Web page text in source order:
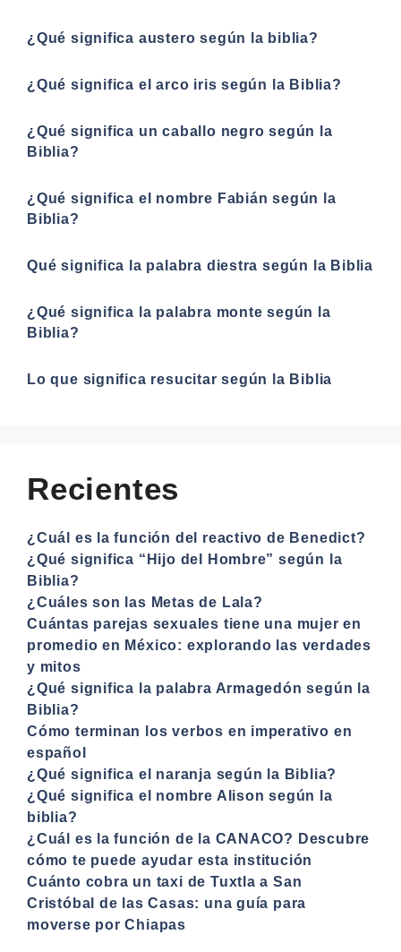
¿Qué significa austero según la biblia?
¿Qué significa el arco iris según la Biblia?
¿Qué significa un caballo negro según la
Biblia?
¿Qué significa el nombre Fabián según la
Biblia?
Qué significa la palabra diestra según la Biblia
¿Qué significa la palabra monte según la
Biblia?
Lo que significa resucitar según la Biblia
Recientes
¿Cuál es la función del reactivo de Benedict?
¿Qué significa “Hijo del Hombre” según la
Biblia?
¿Cuáles son las Metas de Lala?
Cuántas parejas sexuales tiene una mujer en
promedio en México: explorando las verdades
y mitos
¿Qué significa la palabra Armagedón según la
Biblia?
Cómo terminan los verbos en imperativo en
español
¿Qué significa el naranja según la Biblia?
¿Qué significa el nombre Alison según la
biblia?
¿Cuál es la función de la CANACO? Descubre
cómo te puede ayudar esta institución
Cuánto cobra un taxi de Tuxtla a San
Cristóbal de las Casas: una guía para
moverse por Chiapas